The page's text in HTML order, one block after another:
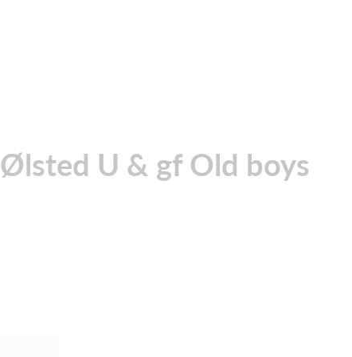
Ølsted U & gf Old boys